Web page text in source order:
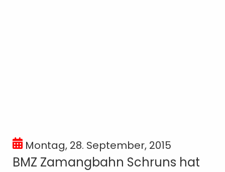
Montag, 28. September, 2015
BMZ Zamangbahn Schruns hat